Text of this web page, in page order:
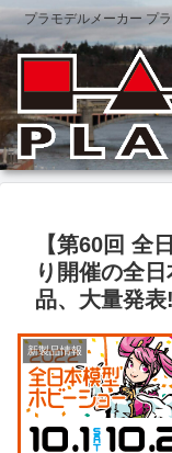
プラモデルメーカー プ
【第60回 全
り開催の全
品、大量発表
新製品情報